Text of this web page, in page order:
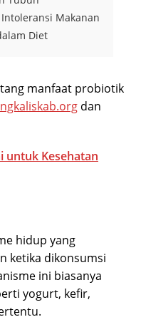
Makanan
Diet
manfaat probiotik
dan
untuk Kesehatan
hidup yang
ketika dikonsumsi
ini biasanya
yogurt, kefir,